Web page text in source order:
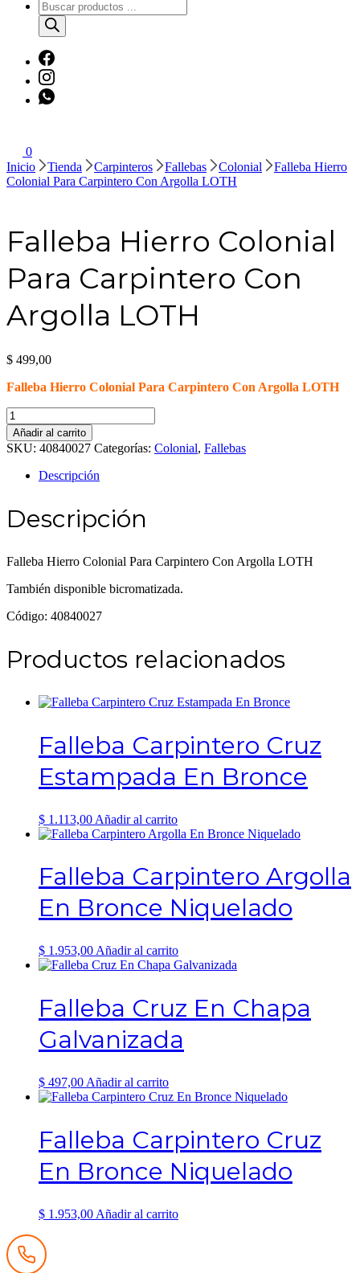
Búsqueda
de
productos
0
Inicio
Tienda Carpinteros Fallebas Colonial
Falleba Hierro
Colonial Para Carpintero Con Argolla LOTH
Falleba Hierro Colonial
Para Carpintero Con
Argolla LOTH
$ 499,00
Falleba Hierro Colonial Para Carpintero Con Argolla LOTH
Falleba
Hierro
Colonial
Para
Carpintero
LOTH
cantidad
Añadir al carrito
SKU: 40840027 Categorías: Colonial, Fallebas
Descripción
Descripción
Falleba Hierro Colonial Para Carpintero Con Argolla LOTH
También disponible bicromatizada.
Código: 40840027
Productos relacionados
Falleba Carpintero Cruz
Estampada En Bronce
$ 1.113,00 Añadir al carrito
Falleba Carpintero Argolla
En Bronce Niquelado
$ 1.953,00 Añadir al carrito
Falleba Cruz En Chapa
Galvanizada
$ 497,00 Añadir al carrito
Falleba Carpintero Cruz
En Bronce Niquelado
$ 1.953,00 Añadir al carrito